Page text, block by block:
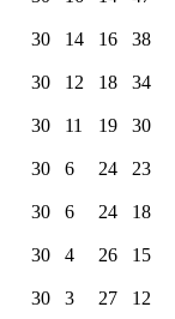
30 14 16 38
30 12 18 34
30 11 19 30
30 6 24 23
30 6 24 18
30 4 26 15
30 3 27 12